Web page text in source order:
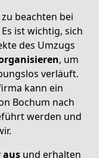
beachten bei
ist wichtig, sich
des Umzugs
, um
verläuft.
kann ein
Bochum nach
werden und
ausund erhalten